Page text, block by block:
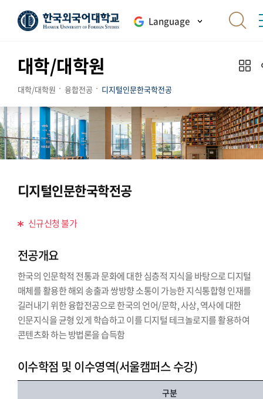
Language
대학/대학원
대학/대학원 융합전공 디지털인문한국학전공
디지털인문한국학전공
신규신청 불가
전공개요
한국의 인문학적 전통과 문화에 대한 심층적 지식을 바탕으로 디지털
매체를 활용한 해외 송출과 쌍방향 소통이 가능한 지식통합형 인재를
길러내기 위한 융합전공으로 한국의 언어/문학, 사상, 역사에 대한
인문지식을 균형 있게 학습하고 이를 디지털 테크놀로지를 활용하여
콘텐츠화 하는 방법론을 습득함
이수학점 및 이수영역(서울캠퍼스 수강)
구분